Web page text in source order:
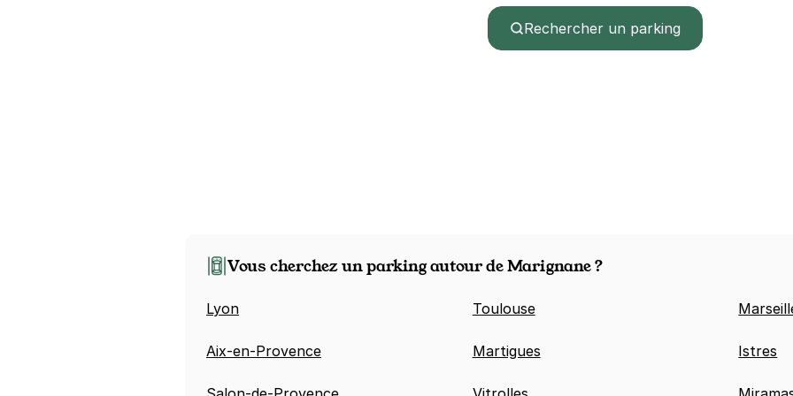
Rechercher un parking
Vous cherchez un parking autour de Marignane ?
Lyon Toulouse
Aix-en-Provence Martigues Istres